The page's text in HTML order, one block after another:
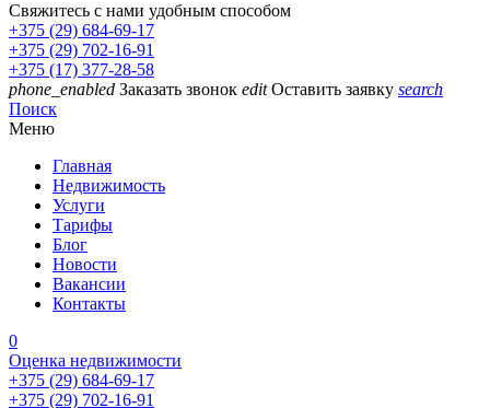
Свяжитесь с нами удобным способом
+375 (29) 684-69-17
+375 (29) 702-16-91
+375 (17) 377-28-58
phone_enabled Заказать звонок edit Оставить заявку search
Поиск
Меню
Главная
Недвижимость
Услуги
Тарифы
Блог
Новости
Вакансии
Контакты
0
Оценка недвижимости
+375 (29) 684-69-17
+375 (29) 702-16-91